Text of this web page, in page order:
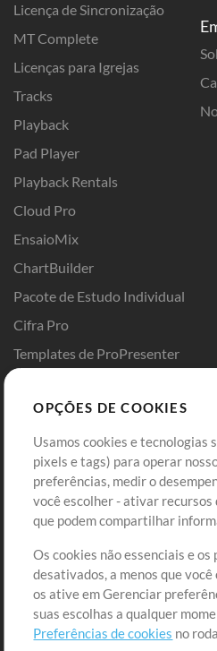
Licença de Sincronização
MT Complete
Licenças para Igrejas
Tracks
Playback
Pad Player
Playback Rentals
Cloud Pro
EnsaioMix
ChartBuilder
Pacote de Estudo Individual
Cifra Pro
Templates de ProPresenter
Comprar Créditos
Conteúdo Grátis
Solicite uma Música
Extras
Sessões
Envie seu conteúdo
Playlist
Ir
OPÇÕES DE COOKIES
Usamos cookies e tecnologias
pixels e tags) para operar
preferências, medir o
você escolher - ativar
que podem compartilhar
Os cookies não essenciais e
desativados, a menos que
os ative em Gerenciar
suas escolhas a qualquer
Preferências de cookies no